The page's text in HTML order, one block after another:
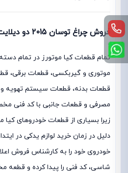
فروش چراغ توسان 2015 دو دیلایت
تمام قطعات کیا موتورز در تمام
موتوری و گیربکسی، قطعات برقی،
قطعات بدنه، قطعات سیستم تهویه
مصرفی و قطعات جانبی با کد فنی
زیرا بسیاری از قطعات خودروهای
دلیل در زمان خرید لوازم یدکی در
خودروی خود را به کارشناس فروش
شاسی، کد فنی را پیدا کرده و